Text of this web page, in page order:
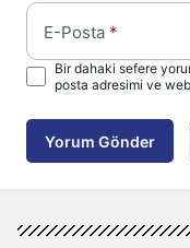
E-Posta *
Bir dahaki sefere
posta adresimi ve
Yorum Gönder